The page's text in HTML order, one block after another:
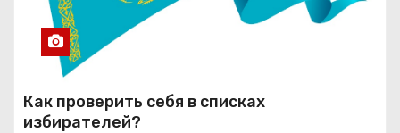
Как проверить себя в списках
избирателей?